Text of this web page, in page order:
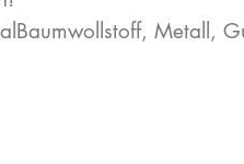
Metall,